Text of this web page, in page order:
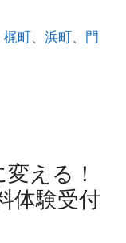
梶町、浜町、 門
える！
体験受付